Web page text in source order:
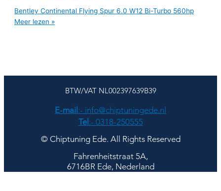
Bentley Continental Flying Spur 6.0 W12 Bi-Turbo 560hp
Meer lezen »
BTW/VAT NL002397639B39
E-mail:- info@chiptuningede.nl
Tel:- 0318-250555
© Chiptuning Ede. All Rights Reserved
Fahrenheitstraat 5A,
6716BR Ede, Nederland